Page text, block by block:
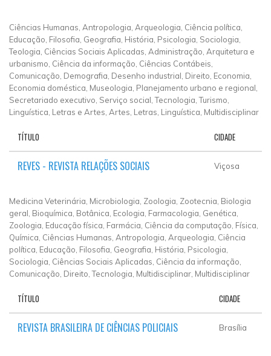
Ciências Humanas, Antropologia, Arqueologia, Ciência política,
Educação, Filosofia, Geografia, História, Psicologia, Sociologia,
Teologia, Ciências Sociais Aplicadas, Administração, Arquitetura e
urbanismo, Ciência da informação, Ciências Contábeis,
Comunicação, Demografia, Desenho industrial, Direito, Economia,
Economia doméstica, Museologia, Planejamento urbano e regional,
Secretariado executivo, Serviço social, Tecnologia, Turismo,
Linguística, Letras e Artes, Artes, Letras, Linguística, Multidisciplinar
TÍTULO CIDADE
REVES - REVISTA RELAÇÕES SOCIAIS Viçosa
Medicina Veterinária, Microbiologia, Zoologia, Zootecnia, Biologia
geral, Bioquímica, Botânica, Ecologia, Farmacologia, Genética,
Zoologia, Educação física, Farmácia, Ciência da computação, Física,
Química, Ciências Humanas, Antropologia, Arqueologia, Ciência
política, Educação, Filosofia, Geografia, História, Psicologia,
Sociologia, Ciências Sociais Aplicadas, Ciência da informação,
Comunicação, Direito, Tecnologia, Multidisciplinar, Multidisciplinar
TÍTULO CIDADE
REVISTA BRASILEIRA DE CIÊNCIAS POLICIAIS Brasília